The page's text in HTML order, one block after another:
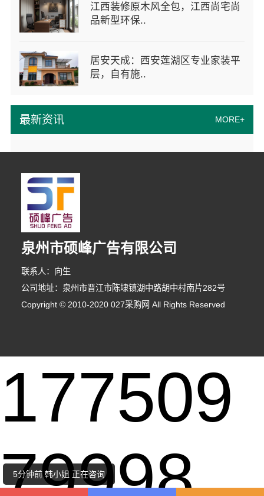
最新资讯 MORE+
江西装修原木风全包，江西尚宅尚
品新型环保..
居安天成：西安莲湖区专业家装平
层，自有施..
泉州市硕峰广告有限公司
联系人：向生
公司地址：泉州市晋江市陈埭镇湖中路胡中村南片282号
Copyright © 2010-2020 027采购网 All Rights Reserved
6分钟前 马女士 正在咨询
5分钟前 韩小姐 正在咨询
177509
79998